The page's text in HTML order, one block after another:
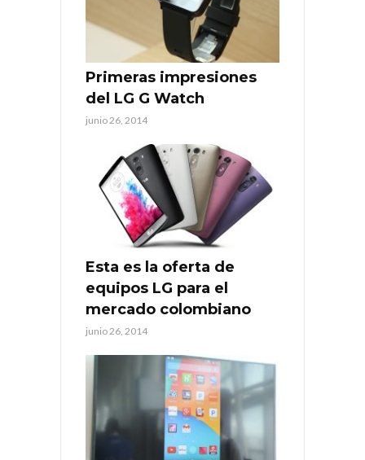
Primeras impresiones
del LG G Watch
junio 26, 2014
Esta es la oferta de
equipos LG para el
mercado colombiano
junio 26, 2014